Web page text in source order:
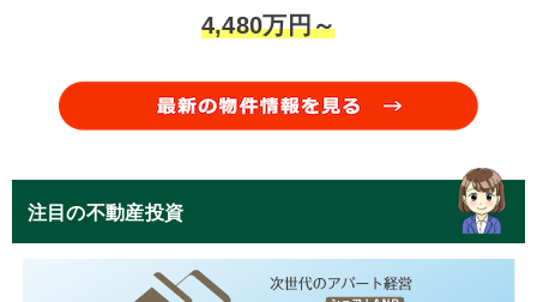
4,480万円～
注目の不動産投資